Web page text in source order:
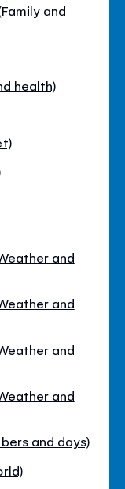
and
health)
and
and
and
and
and days)